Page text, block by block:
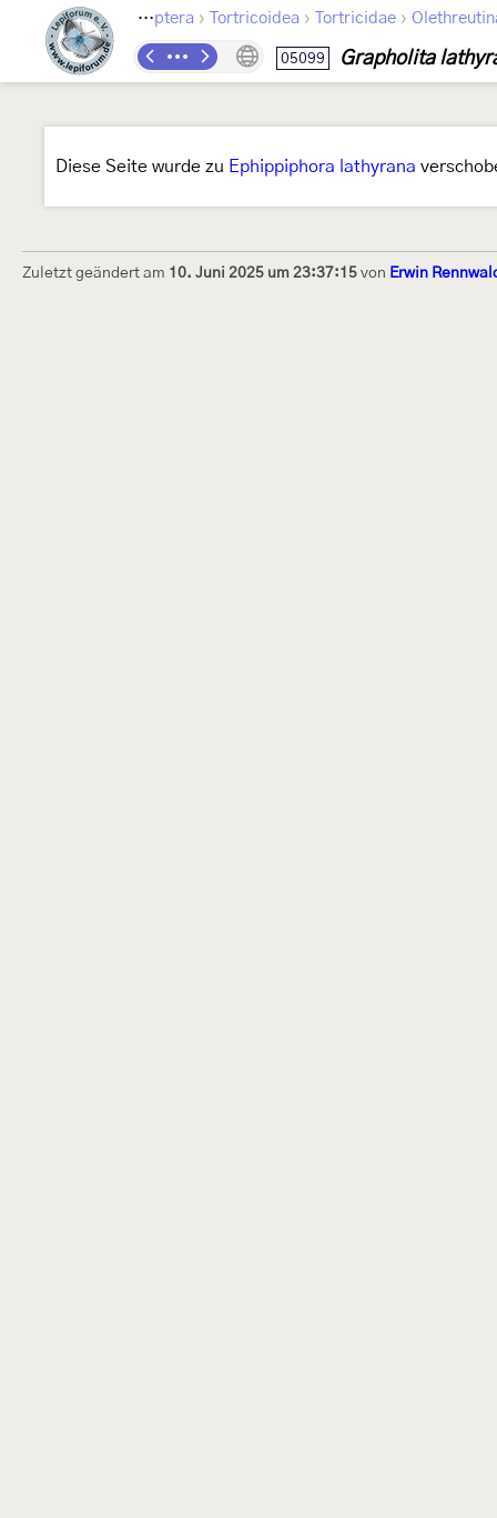
Lepidoptera › Tortricoidea › Tortricidae ›
05099 Grapholita
Diese Seite wurde zu Ephippiphora lathyrana
Zuletzt geändert am 10. Juni 2025 um 23:37:15 von Erwin